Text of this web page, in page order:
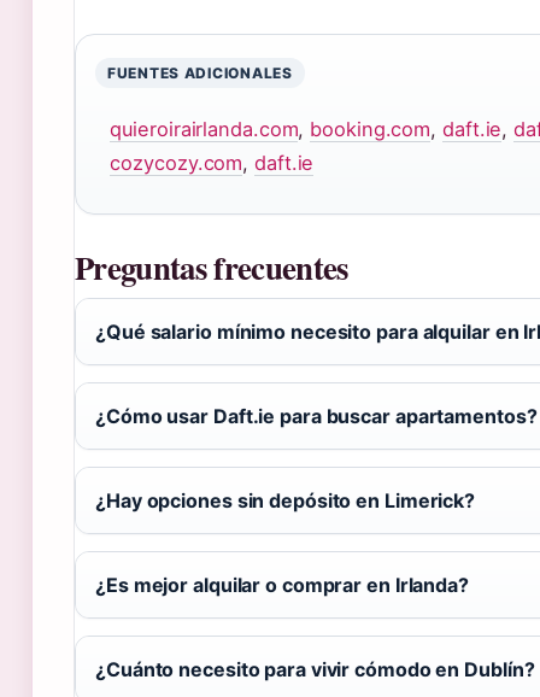
FUENTES ADICIONALES
quieroirairlanda.com, booking.com, daft.ie,
cozycozy.com,daft.ie
Preguntas frecuentes
¿Qué salario mínimo necesito para alquilar en
¿Cómo usar Daft.ie para buscar apartamentos?
¿Hay opciones sin depósito en Limerick?
¿Es mejor alquilar o comprar en Irlanda?
¿Cuánto necesito para vivir cómodo en Dublín?